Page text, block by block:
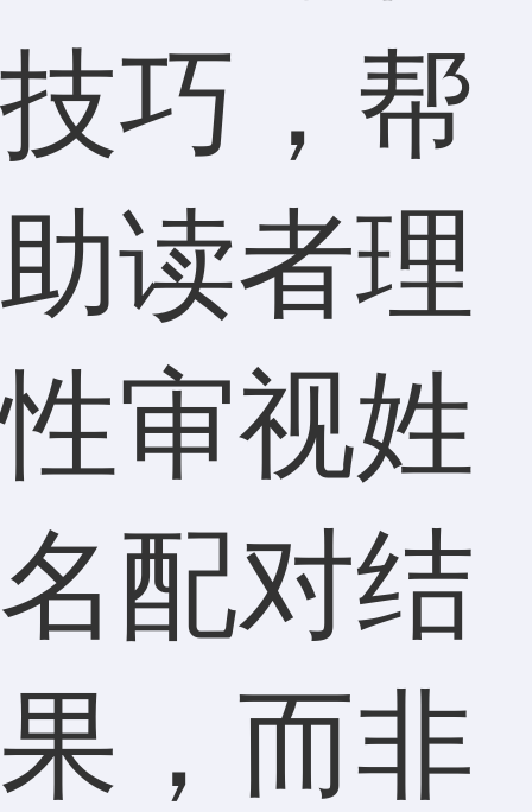
技巧，帮
助读者理
性审视姓
名配对结
果，而非